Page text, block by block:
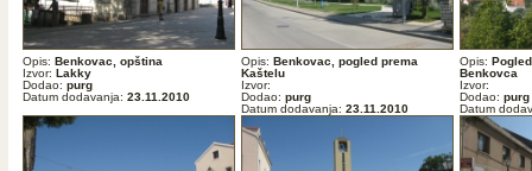
Opis: Benkovac, opština
Izvor: Lakky
Dodao: purg
Datum dodavanja: 23.11.2010
Opis: Benkovac, pogled prema
Kaštelu
Izvor:
Dodao: purg
Datum dodavanja: 23.11.2010
Opis:
Benkovca
Izvor:
Dodao: purg
Datum